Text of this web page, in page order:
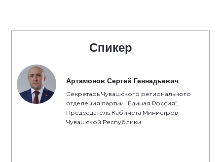
Спикер
Артамонов Сергей Геннадьевич
Секретарь Чувашского регионального
отделения партии "Единая Россия",
Председатель Кабинета Министров
Чувашской Республики